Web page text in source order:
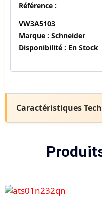
Référence :
VW3A5103
Marque : Schneider
Disponibilité : En Stock
Caractéristiques